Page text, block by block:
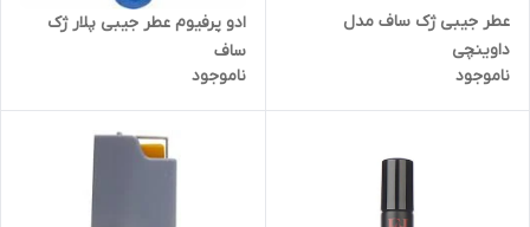
عطر جیبی ژک ساف مدل
داوینچی
ناموجود
ادو پرفیوم عطر جیبی پلار ژک
ساف
ناموجود